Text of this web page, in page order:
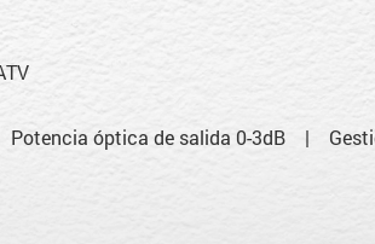
óptica de salida 0-3dB |